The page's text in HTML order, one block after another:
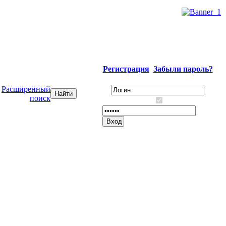
Расширенный
поиск
Регистрация Забыли пароль?